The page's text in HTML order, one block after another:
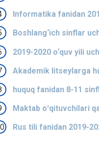
Informatika fanidan
Boshlang‘ich sinflar
2019-2020 o‘quv yili
Akademik litseylarga
huquq fanidan 8-11
Maktab oʻqituvchilari
Rus tili fanidan 2019-